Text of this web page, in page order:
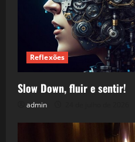
Reflexões
Slow Down, fluir e sentir!
admin